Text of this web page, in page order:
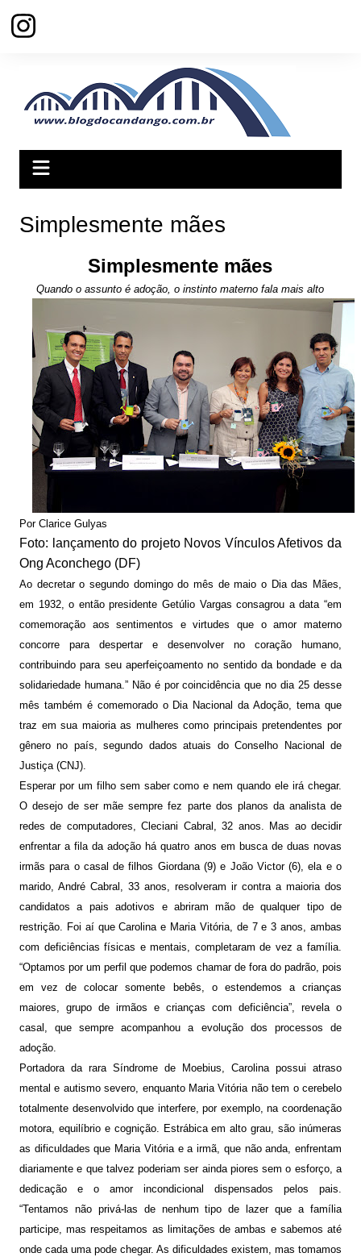
para
Simplesmente mães
Simplesmente mães
Quando o assunto é adoção, o instinto materno fala mais alto
Por Clarice Gulyas
Foto: lançamento do projeto Novos Vínculos Afetivos da
Ong Aconchego (DF)
Ao decretar o segundo domingo do mês de maio o Dia das Mães,
em 1932, o então presidente Getúlio Vargas consagrou a data “em
comemoração aos sentimentos e virtudes que o amor materno
concorre para despertar e desenvolver no coração humano,
contribuindo para seu aperfeiçoamento no sentido da bondade e da
solidariedade humana.” Não é por coincidência que no dia 25 desse
mês também é comemorado o Dia Nacional da Adoção, tema que
traz em sua maioria as mulheres como principais pretendentes por
gênero no país, segundo dados atuais do Conselho Nacional de
Justiça (CNJ).
Esperar por um filho sem saber como e nem quando ele irá chegar.
O desejo de ser mãe sempre fez parte dos planos da analista de
redes de computadores, Cleciani Cabral, 32 anos. Mas ao decidir
enfrentar a fila da adoção há quatro anos em busca de duas novas
irmãs para o casal de filhos Giordana (9) e João Victor (6), ela e o
marido, André Cabral, 33 anos, resolveram ir contra a maioria dos
candidatos a pais adotivos e abriram mão de qualquer tipo de
restrição. Foi aí que Carolina e Maria Vitória, de 7 e 3 anos, ambas
com deficiências físicas e mentais, completaram de vez a família.
“Optamos por um perfil que podemos chamar de fora do padrão, pois
em vez de colocar somente bebês, o estendemos a crianças
maiores, grupo de irmãos e crianças com deficiência”, revela o
casal, que sempre acompanhou a evolução dos processos de
adoção.
Portadora da rara Síndrome de Moebius, Carolina possui atraso
mental e autismo severo, enquanto Maria Vitória não tem o cerebelo
totalmente desenvolvido que interfere, por exemplo, na coordenação
motora, equilíbrio e cognição. Estrábica em alto grau, são inúmeras
as dificuldades que Maria Vitória e a irmã, que não anda, enfrentam
diariamente e que talvez poderiam ser ainda piores sem o esforço, a
dedicação e o amor incondicional dispensados pelos pais.
“Tentamos não privá-las de nenhum tipo de lazer que a família
participe, mas respeitamos as limitações de ambas e sabemos até
onde cada uma pode chegar. As dificuldades existem, mas tomamos